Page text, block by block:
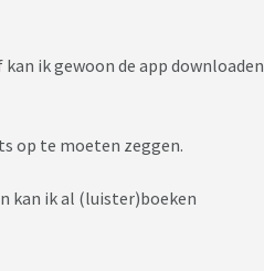
ik gewoon de app downloaden
op te moeten zeggen.
kan ik al (luister)boeken